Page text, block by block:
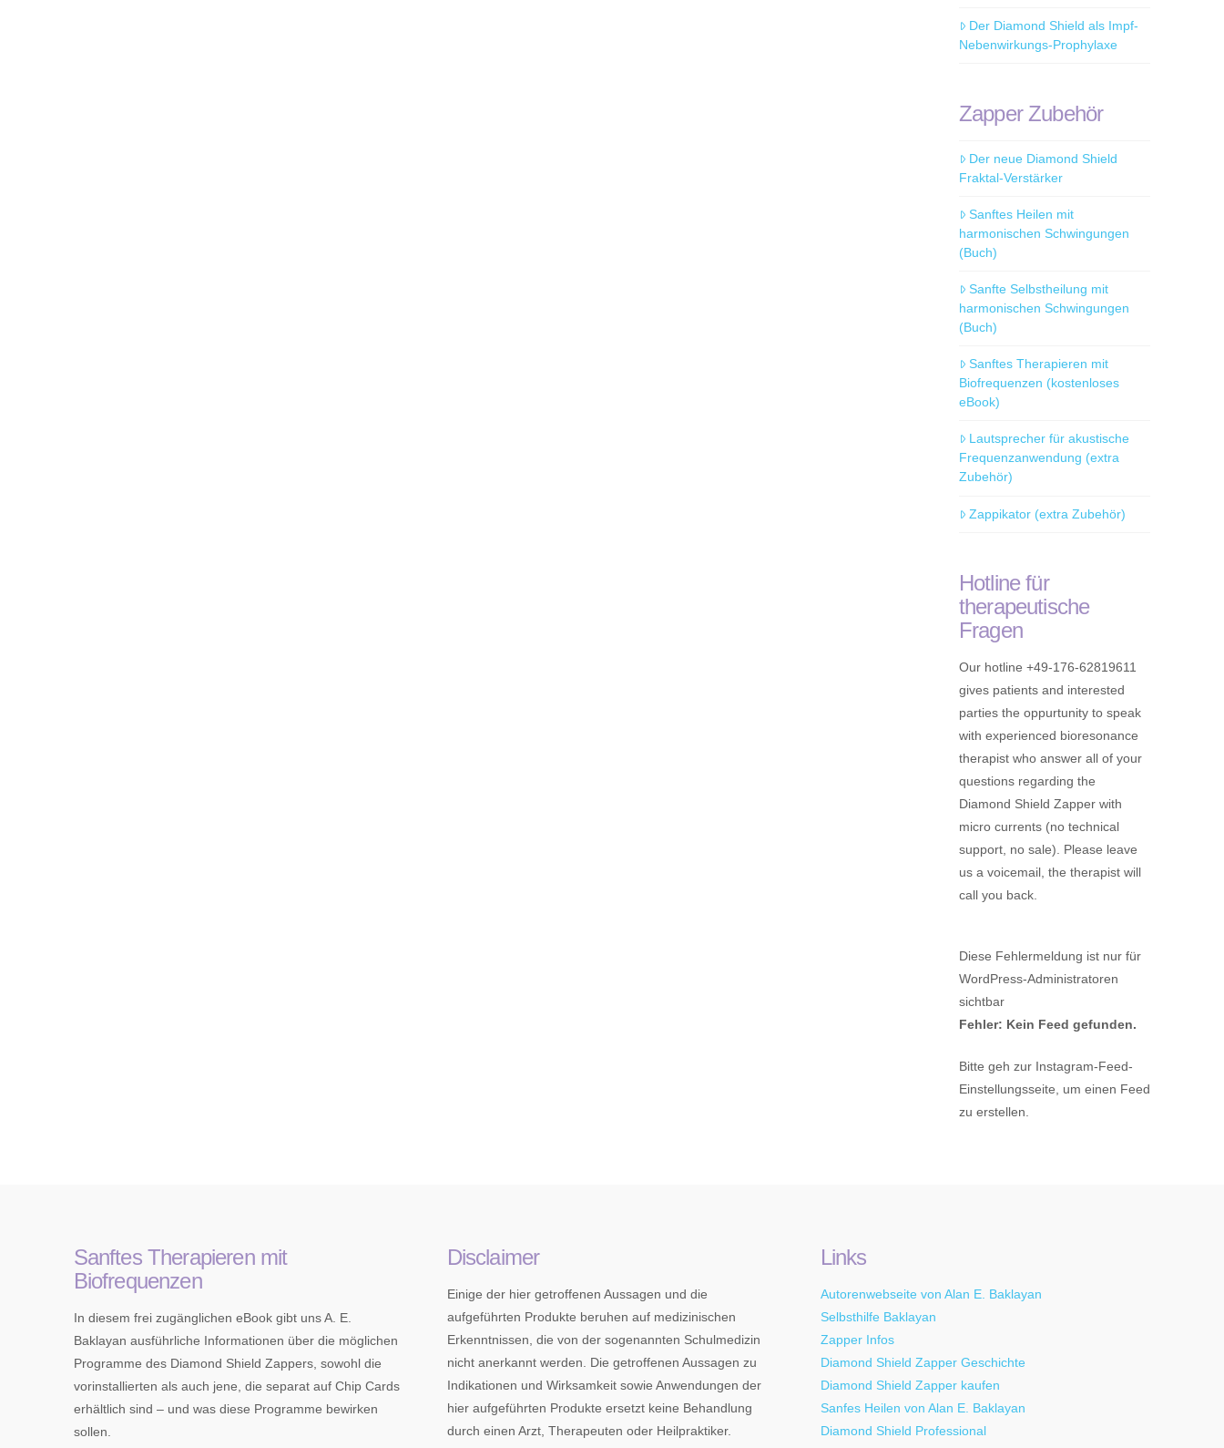
Der Diamond Shield als Impf-
Nebenwirkungs-Prophylaxe
Zapper Zubehör
Der neue Diamond Shield
Fraktal-Verstärker
Sanftes Heilen mit
harmonischen Schwingungen
(Buch)
Sanfte Selbstheilung mit
harmonischen Schwingungen
(Buch)
Sanftes Therapieren mit
Biofrequenzen (kostenloses
eBook)
Lautsprecher für akustische
Frequenzanwendung (extra
Zubehör)
Zappikator (extra Zubehör)
Hotline für
therapeutische
Fragen
Our hotline +49-176-62819611
gives patients and interested
parties the oppurtunity to speak
with experienced bioresonance
therapist who answer all of your
questions regarding the
Diamond Shield Zapper with
micro currents (no technical
support, no sale). Please leave
us a voicemail, the therapist will
call you back.
Diese Fehlermeldung ist nur für
WordPress-Administratoren
sichtbar
Fehler: Kein Feed gefunden.
Bitte geh zur Instagram-Feed-
Einstellungsseite, um einen Feed
zu erstellen.
Sanftes Therapieren mit
Biofrequenzen
In diesem frei zugänglichen eBook gibt uns A. E.
Baklayan ausführliche Informationen über die möglichen
Programme des Diamond Shield Zappers, sowohl die
vorinstallierten als auch jene, die separat auf Chip Cards
erhältlich sind – und was diese Programme bewirken
sollen.
Disclaimer
Einige der hier getroffenen Aussagen und die
aufgeführten Produkte beruhen auf medizinischen
Erkenntnissen, die von der sogenannten Schulmedizin
nicht anerkannt werden. Die getroffenen Aussagen zu
Indikationen und Wirksamkeit sowie Anwendungen der
hier aufgeführten Produkte ersetzt keine Behandlung
durch einen Arzt, Therapeuten oder Heilpraktiker.
Links
Autorenwebseite von Alan E. Baklayan
Selbsthilfe Baklayan
Zapper Infos
Diamond Shield Zapper Geschichte
Diamond Shield Zapper kaufen
Sanfes Heilen von Alan E. Baklayan
Diamond Shield Professional